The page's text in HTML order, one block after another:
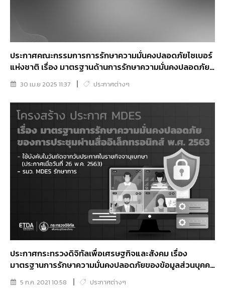
ประกาศคณะกรรมการการรักษาความมั่นคงปลอดภัยไซเบอร์
แห่งชาติ เรื่อง มาตรฐานด้านการรักษาความมั่นคงปลอดภัย
ไซเบอร์ระบบคลาวด์
30 เม.ย 2025 11:37 ประกาศต่างๆ
ประกาศกระทรวงดิจิทัลเพื่อเศรษฐกิจและสังคม เรื่อง
มาตรฐานการรักษาความมั่นคงปลอดภัยของข้อมูลส่วนบุคคล
พ.ศ. 2563
5 ก.ค. 2021 10:58 ประกาศต่างๆ